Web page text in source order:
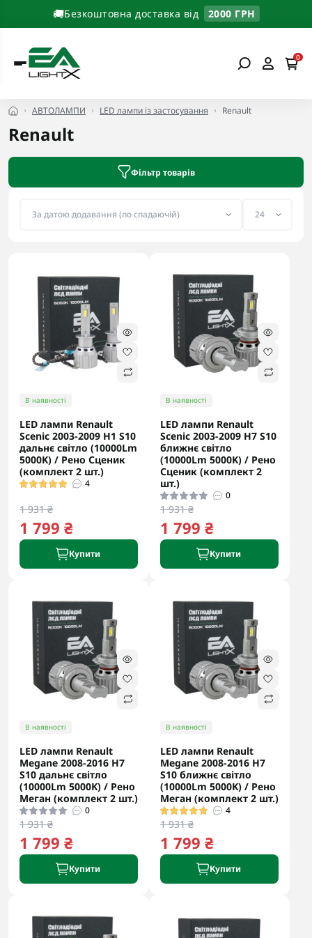
🚚Безкоштовна доставка від 2000 ГРН
0
АВТОЛАМПИ LED лампи із застосування Renault
Renault
Фільтр товарів
В наявності
LED лампи Renault
Scenic 2003-2009 H1 S10
дальнє світло (10000Lm
5000K) / Рено Сценик
(комплект 2 шт.)
4
1 931 ₴
1 799 ₴
Купити
В наявності
LED лампи Renault
Scenic 2003-2009 H7 S10
ближнє світло
(10000Lm 5000K) / Рено
Сценик (комплект 2
шт.)
0
1 931 ₴
1 799 ₴
Купити
В наявності
LED лампи Renault
Megane 2008-2016 H7
S10 дальнє світло
(10000Lm 5000K) / Рено
Меган (комплект 2 шт.)
0
1 931 ₴
1 799 ₴
Купити
В наявності
LED лампи Renault
Megane 2008-2016 H7
S10 ближнє світло
(10000Lm 5000K) / Рено
Меган (комплект 2 шт.)
4
1 931 ₴
1 799 ₴
Купити